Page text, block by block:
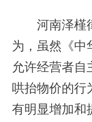
河南泽槿律
为，虽然《中
允许经营者自
哄抬物价的行
有明显增加和